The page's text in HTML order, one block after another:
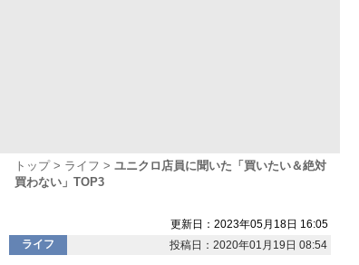
トップ ライフ
ユニクロ店員に聞いた「買いたい＆絶対
買わない」TOP3
更新日：2023年05月18日 16:05
ライフ
投稿日：2020年01月19日 08:54